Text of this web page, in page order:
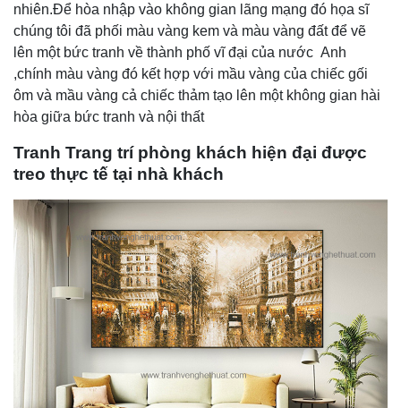
nhiên.Để hòa nhập vào không gian lãng mạng đó họa sĩ
chúng tôi đã phối màu vàng kem và màu vàng đất để vẽ
lên một bức tranh về thành phố vĩ đại của nước Anh
,chính màu vàng đó kết hợp với mầu vàng của chiếc gối
ôm và mầu vàng cả chiếc thảm tạo lên một không gian hài
hòa giữa bức tranh và nội thất
Tranh Trang trí phòng khách hiện đại được
treo thực tế tại nhà khách